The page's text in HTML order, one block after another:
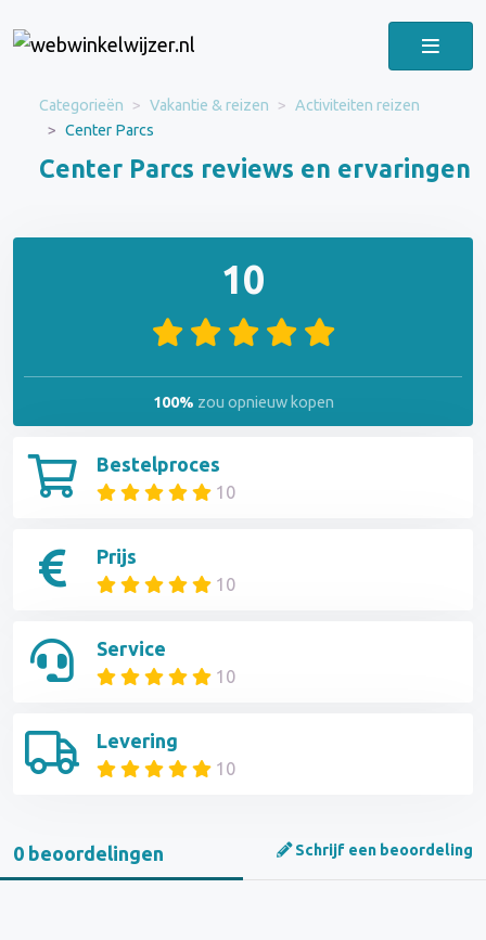
Categorieën Vakantie & reizen
Activiteiten reizen
Center Parcs
Center Parcs reviews en ervaringen
Bestelproces
10
Prijs
10
Service
10
Levering
10
10
100% zou opnieuw kopen
0 beoordelingen Schrijf een beoordeling